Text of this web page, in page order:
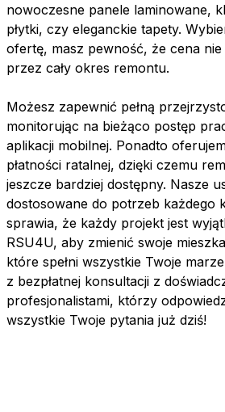
nowoczesne panele laminowane,
płytki, czy eleganckie tapety.
ofertę, masz pewność, że cena nie
przez cały okres remontu.
Możesz zapewnić pełną
monitorując na bieżąco postęp
aplikacji mobilnej. Ponadto
płatności ratalnej, dzięki czemu
jeszcze bardziej dostępny. Nasze
dostosowane do potrzeb każdego
sprawia, że każdy projekt jest
RSU4U, aby zmienić swoje
które spełni wszystkie Twoje
z bezpłatnej konsultacji z
profesjonalistami, którzy
wszystkie Twoje pytania już dziś!